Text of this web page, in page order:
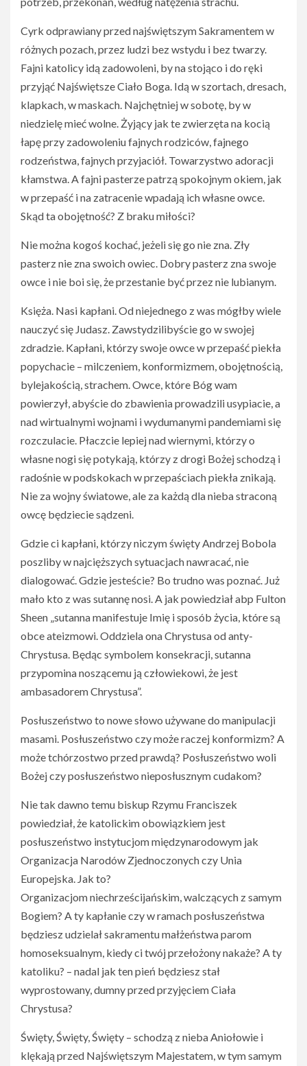
Cyrk odprawiany przed najświętszym Sakramentem w
różnych pozach, przez ludzi bez wstydu i bez twarzy.
Fajni katolicy idą zadowoleni, by na stojąco i do ręki
przyjąć Najświętsze Ciało Boga. Idą w szortach, dresach,
klapkach, w maskach. Najchętniej w sobotę, by w
niedzielę mieć wolne. Żyjący jak te zwierzęta na kocią
łapę przy zadowoleniu fajnych rodziców, fajnego
rodzeństwa, fajnych przyjaciół. Towarzystwo adoracji
kłamstwa. A fajni pasterze patrzą spokojnym okiem, jak
w przepaść i na zatracenie wpadają ich własne owce.
Skąd ta obojętność? Z braku miłości?
Nie można kogoś kochać, jeżeli się go nie zna. Zły
pasterz nie zna swoich owiec. Dobry pasterz zna swoje
owce i nie boi się, że przestanie być przez nie lubianym.
Księża. Nasi kapłani. Od niejednego z was mógłby wiele
nauczyć się Judasz. Zawstydzilibyście go w swojej
zdradzie. Kapłani, którzy swoje owce w przepaść piekła
popychacie – milczeniem, konformizmem, obojętnością,
bylejakością, strachem. Owce, które Bóg wam
powierzył, abyście do zbawienia prowadzili usypiacie, a
nad wirtualnymi wojnami i wydumanymi pandemiami się
rozczulacie. Płaczcie lepiej nad wiernymi, którzy o
własne nogi się potykają, którzy z drogi Bożej schodzą i
radośnie w podskokach w przepaściach piekła znikają.
Nie za wojny światowe, ale za każdą dla nieba straconą
owcę będziecie sądzeni.
Gdzie ci kapłani, którzy niczym święty Andrzej Bobola
poszliby w najcięższych sytuacjach nawracać, nie
dialogować. Gdzie jesteście? Bo trudno was poznać. Już
mało kto z was sutannę nosi. A jak powiedział abp Fulton
Sheen „sutanna manifestuje Imię i sposób życia, które są
obce ateizmowi. Oddziela ona Chrystusa od anty-
Chrystusa. Będąc symbolem konsekracji, sutanna
przypomina noszącemu ją człowiekowi, że jest
ambasadorem Chrystusa”.
Posłuszeństwo to nowe słowo używane do manipulacji
masami. Posłuszeństwo czy może raczej konformizm? A
może tchórzostwo przed prawdą? Posłuszeństwo woli
Bożej czy posłuszeństwo nieposłusznym cudakom?
Nie tak dawno temu biskup Rzymu Franciszek
powiedział, że katolickim obowiązkiem jest
posłuszeństwo instytucjom międzynarodowym jak
Organizacja Narodów Zjednoczonych czy Unia
Europejska. Jak to?
Organizacjom niechrześcijańskim, walczących z samym
Bogiem? A ty kapłanie czy w ramach posłuszeństwa
będziesz udzielał sakramentu małżeństwa parom
homoseksualnym, kiedy ci twój przełożony nakaże? A ty
katoliku? – nadal jak ten pień będziesz stał
wyprostowany, dumny przed przyjęciem Ciała
Chrystusa?
Święty, Święty, Święty – schodzą z nieba Aniołowie i
klękają przed Najświętszym Majestatem, w tym samym